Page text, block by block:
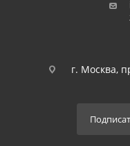
г. Москва,